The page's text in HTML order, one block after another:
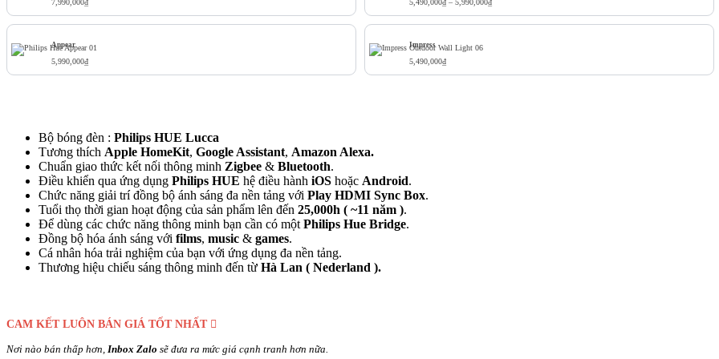
7,990,000₫ 5,490,000₫ – 5,990,000₫
Appear
5,990,000₫
Impress
5,490,000₫
Bộ bóng đèn : Philips HUE Lucca
Tương thích Apple HomeKit, Google Assistant, Amazon Alexa.
Chuẩn giao thức kết nối thông minh Zigbee & Bluetooth.
Điều khiển qua ứng dụng Philips HUE hệ điều hành iOS hoặc Android.
Chức năng giải trí đồng bộ ánh sáng đa nền tảng với Play HDMI Sync Box.
Tuổi thọ thời gian hoạt động của sản phẩm lên đến 25,000h ( ~11 năm ).
Để dùng các chức năng thông minh bạn cần có một Philips Hue Bridge.
Đồng bộ hóa ánh sáng với films, music & games.
Cá nhân hóa trải nghiệm của bạn với ứng dụng đa nền tảng.
Thương hiệu chiếu sáng thông minh đến từ Hà Lan ( Nederland ).
CAM KẾT LUÔN BÁN GIÁ TỐT NHẤT
Nơi nào bán thấp hơn, Inbox Zalo sẽ đưa ra mức giá cạnh tranh hơn nữa.